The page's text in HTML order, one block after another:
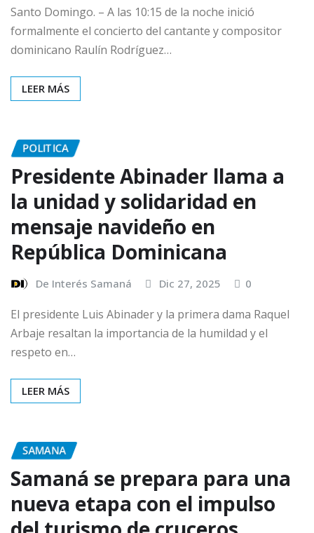
Santo Domingo. – A las 10:15 de la noche inició
formalmente el concierto del cantante y compositor
dominicano Raulín Rodríguez…
LEER MÁS
POLITICA
Presidente Abinader llama a
la unidad y solidaridad en
mensaje navideño en
República Dominicana
De Interés Samaná Dic 27, 2025 0
El presidente Luis Abinader y la primera dama Raquel
Arbaje resaltan la importancia de la humildad y el
respeto en…
LEER MÁS
SAMANA
Samaná se prepara para una
nueva etapa con el impulso